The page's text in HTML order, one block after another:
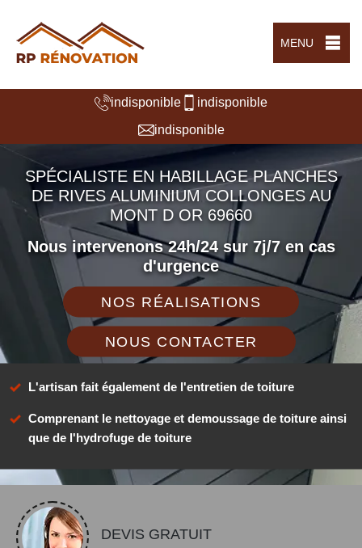
MENU
indisponible
indisponible
indisponible
SPÉCIALISTE EN HABILLAGE PLANCHES
DE RIVES ALUMINIUM COLLONGES AU
MONT D OR 69660
Nous intervenons 24h/24 sur 7j/7 en cas
d'urgence
NOS RÉALISATIONS
NOUS CONTACTER
L'artisan fait également de l'entretien de toiture
Comprenant le nettoyage et demoussage de toiture ainsi
que de l'hydrofuge de toiture
DEVIS GRATUIT